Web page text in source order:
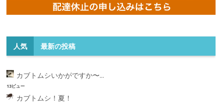
人気 最新の投稿
カブトムシいかがですか〜...
13ビュー
カブトムシ！夏！